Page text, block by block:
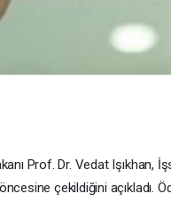
Prof. Dr. Vedat Işıkhan,
çekildiğini açıkladı.